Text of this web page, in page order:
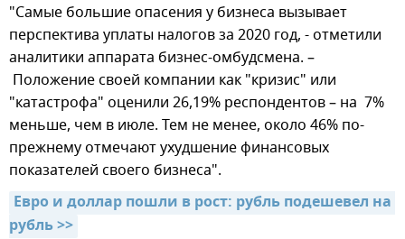
"Самые большие опасения у бизнеса вызывает
перспектива уплаты налогов за 2020 год, - отметили
аналитики аппарата бизнес-омбудсмена. –
Положение своей компании как "кризис" или
"катастрофа" оценили 26,19% респондентов – на 7%
меньше, чем в июле. Тем не менее, около 46% по-
прежнему отмечают ухудшение финансовых
показателей своего бизнеса".
Евро и доллар пошли в рост: рубль подешевел на
рубль >>